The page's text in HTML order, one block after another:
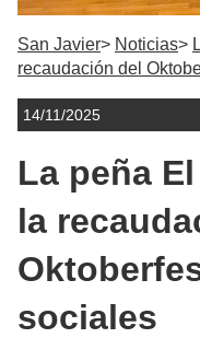
San Javier Noticias
recaudación del
14/11/2025
La peña
la
sociales